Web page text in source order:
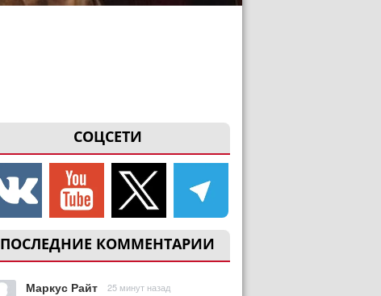
СОЦСЕТИ
ПОСЛЕДНИЕ КОММЕНТАРИИ
Маркус Райт 25 минут назад